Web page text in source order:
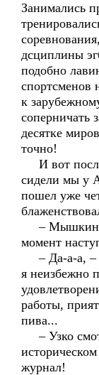
Занимались
дсциплины
подобно
спортсменов
к
соперничать
десятке
точно!
И вот
сидели мы у
пошел уже
– Мышкин,
момент
– Да-а-а, –
я неизбежно
работы,
пива...
– Узко
журнал!